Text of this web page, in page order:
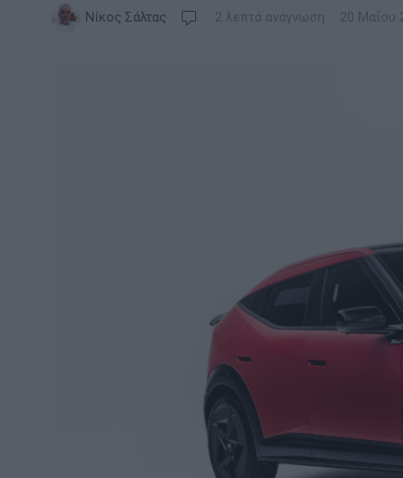
Νίκος Σάλτας 2 λεπτά ανάγνωση 20 Μαΐου